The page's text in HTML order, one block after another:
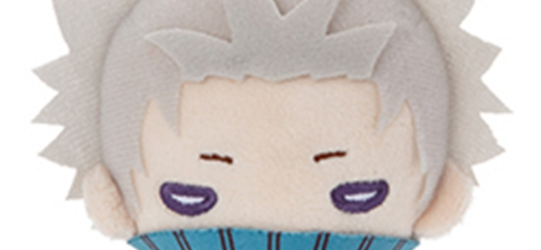
名探偵コナン
アニメ『僕のヒーローアカデミア』10周年
ハイキュー!!ジャージ＆ユニフォーム